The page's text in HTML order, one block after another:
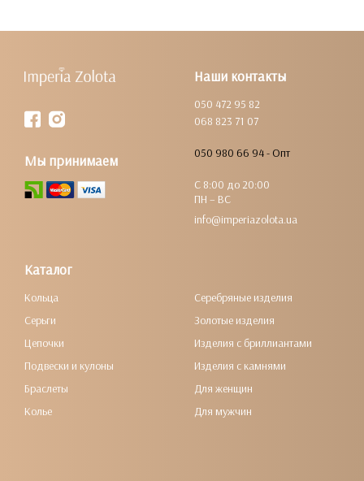
Наши контакты
050 472 95 82
068 823 71 07
050 980 66 94 - Опт
С 8:00 до 20:00
ПН – ВС
info@imperiazolota.ua
Мы принимаем
Каталог
Кольца
Серьги
Цепочки
Подвески и кулоны
Браслеты
Колье
Серебряные изделия
Золотые изделия
Изделия с бриллиантами
Изделия с камнями
Для женщин
Для мужчин